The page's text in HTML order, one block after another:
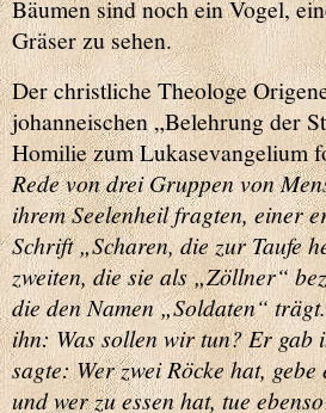
Bäumen sind noch ein Vogel,
Gräser zu sehen.
Der christliche Theologe
johanneischen „Belehrung der
Homilie zum Lukasevangelium
Rede von drei Gruppen von
ihrem Seelenheil fragten, einer
Schrift „Scharen, die zur Taufe
zweiten, die sie als „Zöllner“
die den Namen „Soldaten“
ihn: Was sollen wir tun? Er gab
sagte: Wer zwei Röcke hat,
und wer zu essen hat, tue